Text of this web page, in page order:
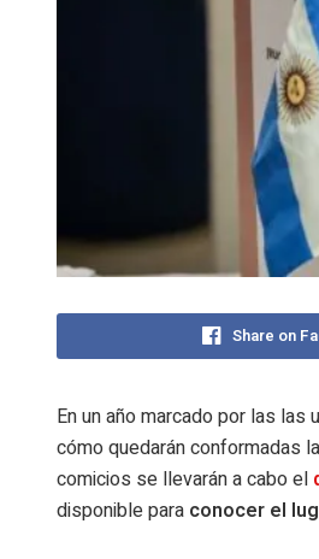
Share on
En un año marcado por las las
cómo quedarán conformadas
comicios se llevarán a cabo el
disponible para conocer el